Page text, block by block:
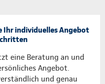
Ihr individuelles Angebot
eine Beratung an und
Angebot.
und genau